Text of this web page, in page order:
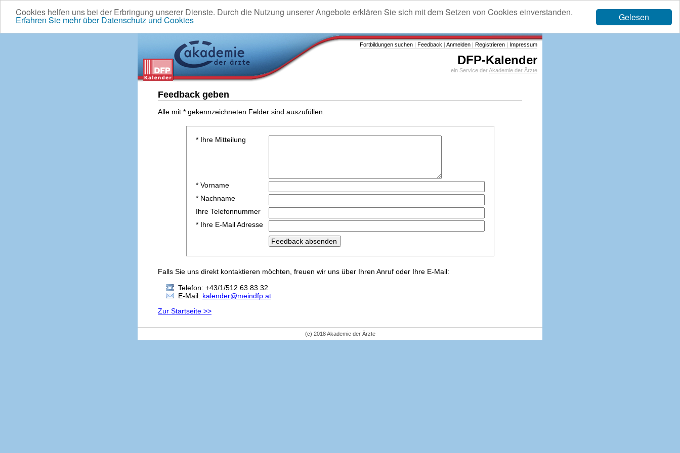
Gelesen
Cookies helfen uns bei der Erbringung unserer Dienste. Durch die Nutzung unserer Angebote erklären Sie sich mit dem Setzen von Cookies einverstanden.
Erfahren Sie mehr über Datenschutz und Cookies
Fortbildungen suchen | Feedback | Anmelden | Registrieren | Impressum
DFP-Kalender
ein Service derAkademie der Ärzte
Feedback geben
Alle mit * gekennzeichneten Felder sind auszufüllen.
* Ihre Mitteilung
* Vorname
* Nachname
Ihre Telefonnummer
* Ihre E-Mail Adresse
Falls Sie uns direkt kontaktieren möchten, freuen wir uns über Ihren Anruf oder Ihre E-Mail:
Telefon: +43/1/512 63 83 32
E-Mail: kalender@meindfp.at
Zur Startseite >>
(c) 2018 Akademie der Ärzte